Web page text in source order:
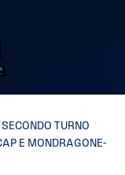
TURNO
E MONDRAGONE-